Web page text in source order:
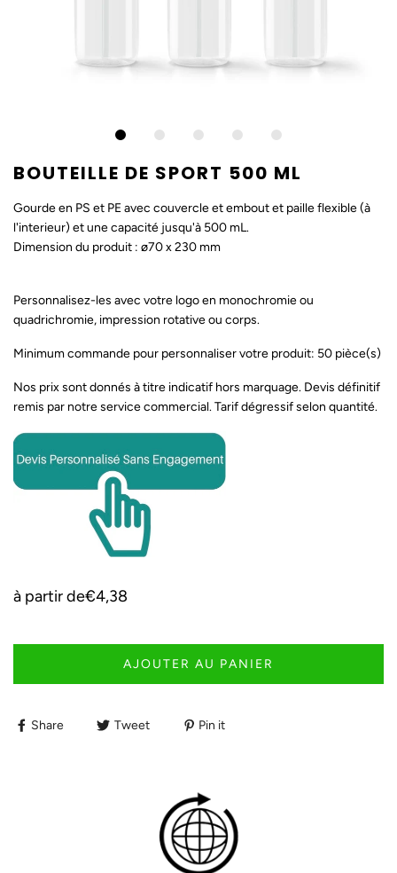
BOUTEILLE DE SPORT 500 ML
Gourde en PS et PE avec couvercle et embout et paille flexible (à
l'interieur) et une capacité jusqu'à 500 mL.
Dimension du produit : ø70 x 230 mm
Personnalisez-les avec votre logo en monochromie ou
quadrichromie, impression rotative ou corps.
Minimum commande pour personnaliser votre produit: 50 pièce(s)
Nos prix sont donnés à titre indicatif hors marquage. Devis définitif
remis par notre service commercial. Tarif dégressif selon quantité.
à partir de€4,38
AJOUTER AU PANIER
Share Tweet Pin it